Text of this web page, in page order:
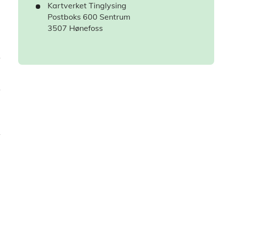
Kartverket Tinglysing
Postboks 600 Sentrum
3507 Hønefoss